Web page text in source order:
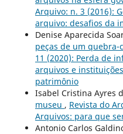
Arquivo: n. 3 (2016):
arquivo: desafios da
Denise Aparecida
peças de um quebra-
11 (2020): Perda de
arquivos e
patrimônio
Isabel Cristina Ayres
museu , Revista do
Arquivos: para que
Antonio Carlos